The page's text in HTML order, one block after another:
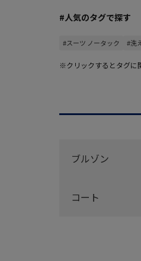
#人気のタグで探す
#スーツ ノータック #洗
※クリックするとタグに
ブルゾン
コート